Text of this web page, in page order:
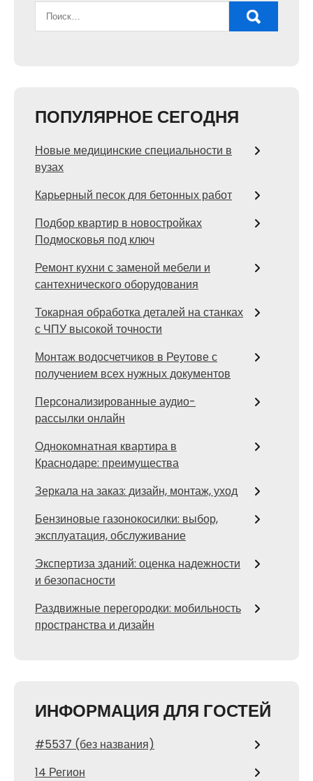
ПОПУЛЯРНОЕ СЕГОДНЯ
Новые медицинские специальности в
вузах
Карьерный песок для бетонных работ
Подбор квартир в новостройках
Подмосковья под ключ
Ремонт кухни с заменой мебели и
сантехнического оборудования
Токарная обработка деталей на станках
с ЧПУ высокой точности
Монтаж водосчетчиков в Реутове с
получением всех нужных документов
Персонализированные аудио-
рассылки онлайн
Однокомнатная квартира в
Краснодаре: преимущества
Зеркала на заказ: дизайн, монтаж, уход
Бензиновые газонокосилки: выбор,
эксплуатация, обслуживание
Экспертиза зданий: оценка надежности
и безопасности
Раздвижные перегородки: мобильность
пространства и дизайн
ИНФОРМАЦИЯ ДЛЯ ГОСТЕЙ
#5537 (без названия)
14 Регион